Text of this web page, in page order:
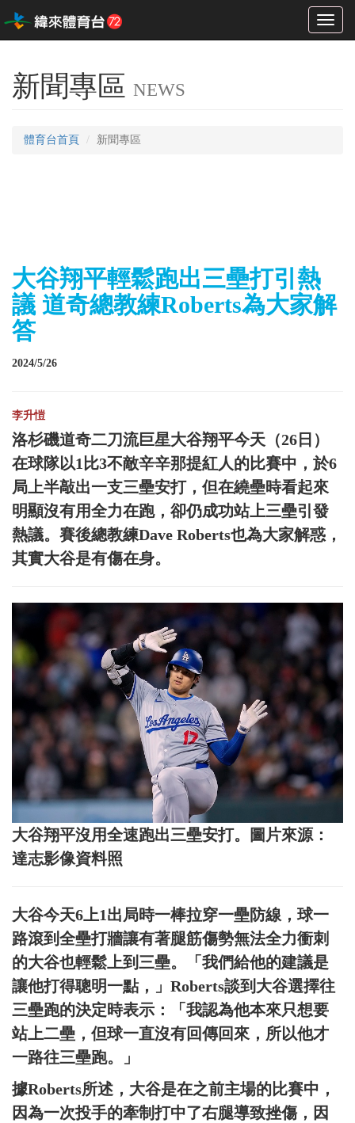
Toggle
新聞專區 NEWS
體育台首頁 新聞專區
大谷翔平輕鬆跑出三壘打引熱
議 道奇總教練Roberts為大家解
答
2024/5/26
李升愷
洛杉磯道奇二刀流巨星大谷翔平今天（26日）
在球隊以1比3不敵辛辛那提紅人的比賽中，於6
局上半敲出一支三壘安打，但在繞壘時看起來
明顯沒有用全力在跑，卻仍成功站上三壘引發
熱議。賽後總教練Dave Roberts也為大家解惑，
其實大谷是有傷在身。
大谷翔平沒用全速跑出三壘安打。圖片來源：
達志影像資料照
大谷今天6上1出局時一棒拉穿一壘防線，球一
路滾到全壘打牆讓有著腿筋傷勢無法全力衝刺
的大谷也輕鬆上到三壘。「我們給他的建議是
讓他打得聰明一點，」Roberts談到大谷選擇往
三壘跑的決定時表示：「我認為他本來只想要
站上二壘，但球一直沒有回傳回來，所以他才
一路往三壘跑。」
據Roberts所述，大谷是在之前主場的比賽中，
因為一次投手的牽制打中了右腿導致挫傷，因